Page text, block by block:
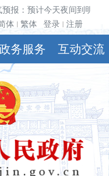
报：预计今天夜间到明天
体 繁体 登录 注册
务服务 互动交流